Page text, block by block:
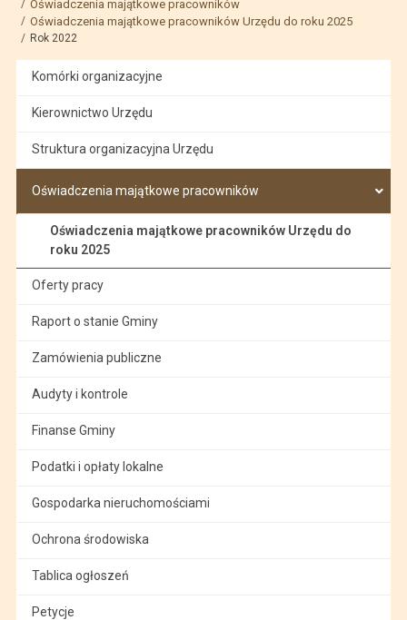
Oświadczenia majątkowe pracowników
Oświadczenia majątkowe pracowników Urzędu do roku 2025
Rok 2022
Komórki organizacyjne
Kierownictwo Urzędu
Struktura organizacyjna Urzędu
Oświadczenia majątkowe pracowników
Oświadczenia majątkowe pracowników Urzędu do
roku 2025
Oferty pracy
Raport o stanie Gminy
Zamówienia publiczne
Audyty i kontrole
Finanse Gminy
Podatki i opłaty lokalne
Gospodarka nieruchomościami
Ochrona środowiska
Tablica ogłoszeń
Petycje